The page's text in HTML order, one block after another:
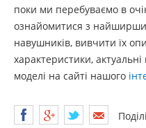
поки ми перебуваємо в
ознайомитися з
навушників, вивчити їх
характеристики,
моделі на сайті нашого